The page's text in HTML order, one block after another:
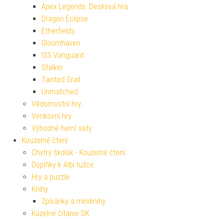
Apex Legends: Desková hra
Dragon Eclipse
Etherfields
Gloomhaven
ISS Vanguard
Stalker
Tainted Grail
Unmatched
Vědomostní hry
Venkovní hry
Výhodné herní sety
Kouzelné čtení
Chytrý školák - Kouzelné čtení
Doplňky k Albi tužce
Hry a puzzle
Knihy
Zpívánky a miniknihy
Kúzelné čítanie SK